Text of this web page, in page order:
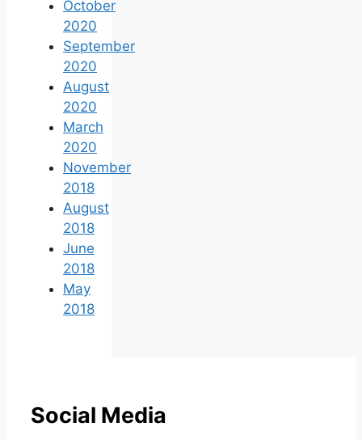
October
2020
September
2020
August
2020
March
2020
November
2018
August
2018
June
2018
May
2018
Social Media